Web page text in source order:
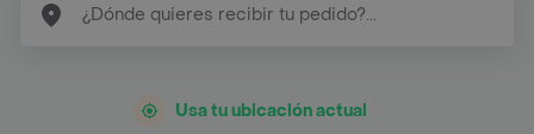
Usa tu ubicación actual